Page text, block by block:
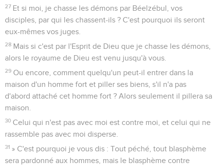
27 Et si moi, je chasse les démons par Béelzébul, vos
disciples, par qui les chassent-ils ? C'est pourquoi ils seront
eux-mêmes vos juges.
28 Mais si c'est par l'Esprit de Dieu que je chasse les démons,
alors le royaume de Dieu est venu jusqu'à vous.
29 Ou encore, comment quelqu'un peut-il entrer dans la
maison d'un homme fort et piller ses biens, s'il n'a pas
d'abord attaché cet homme fort ? Alors seulement il pillera sa
maison.
30 Celui qui n'est pas avec moi est contre moi, et celui qui ne
rassemble pas avec moi disperse.
31 » C'est pourquoi je vous dis : Tout péché, tout blasphème
sera pardonné aux hommes, mais le blasphème contre